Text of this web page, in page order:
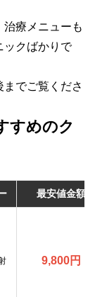
療メニューも
ックばかりで
でご覧くださ
すめのク
最安値金額
9,800円